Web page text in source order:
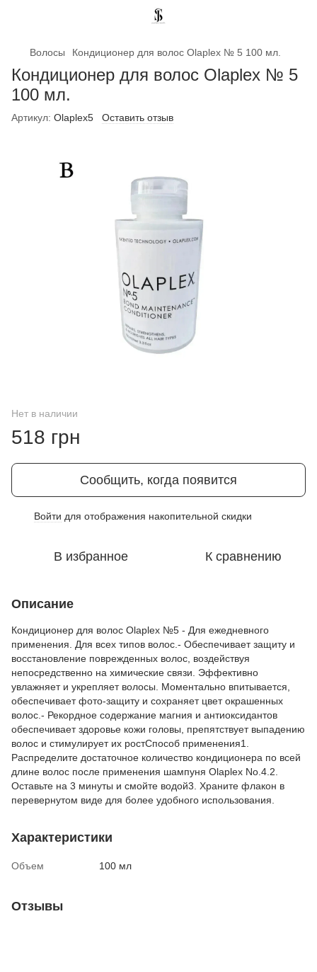
Волосы Кондиционер для волос Olaplex № 5 100 мл.
Кондиционер для волос Olaplex № 5
100 мл.
Артикул: Olaplex5 Оставить отзыв
Нет в наличии
518 грн
Сообщить, когда появится
Войти для отображения накопительной скидки
В избранное К сравнению
Описание
Кондиционер для волос Olaplex №5 - Для ежедневного
применения. Для всех типов волос.- Обеспечивает защиту и
восстановление поврежденных волос, воздействуя
непосредственно на химические связи. Эффективно
увлажняет и укрепляет волосы. Моментально впитывается,
обеспечивает фото-защиту и сохраняет цвет окрашенных
волос.- Рекордное содержание магния и антиоксидантов
обеспечивает здоровье кожи головы, препятствует выпадению
волос и стимулирует их ростСпособ применения1.
Распределите достаточное количество кондиционера по всей
длине волос после применения шампуня Olaplex No.4.2.
Оставьте на 3 минуты и смойте водой3. Храните флакон в
перевернутом виде для более удобного использования.
Характеристики
Объем 100 мл
Отзывы